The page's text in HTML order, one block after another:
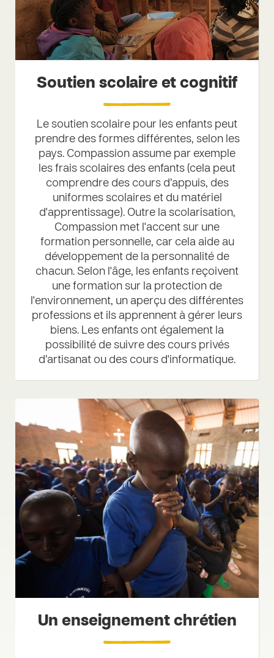
Soutien scolaire et cognitif
Le soutien scolaire pour les enfants peut
prendre des formes différentes, selon les
pays. Compassion assume par exemple
les frais scolaires des enfants (cela peut
comprendre des cours d’appuis, des
uniformes scolaires et du matériel
d'apprentissage). Outre la scolarisation,
Compassion met l'accent sur une
formation personnelle, car cela aide au
développement de la personnalité de
chacun. Selon l'âge, les enfants reçoivent
une formation sur la protection de
l'environnement, un aperçu des différentes
professions et ils apprennent à gérer leurs
biens. Les enfants ont également la
possibilité de suivre des cours privés
d’artisanat ou des cours d'informatique.
Un enseignement chrétien